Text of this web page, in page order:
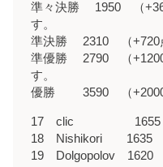
準々決勝 1950 （
す。
準決勝 2310 （+720
準優勝 2790 （
す。
優勝 3590 （+2000
17 clic
18 Nishikori
19 Dolgopolov